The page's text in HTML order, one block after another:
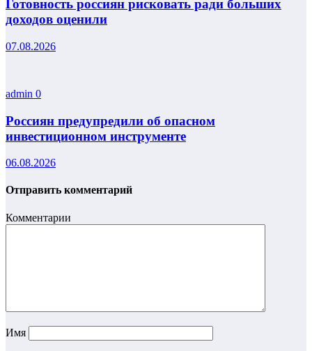
Готовность россиян рисковать ради больших
доходов оценили
07.08.2026
admin 0
Россиян предупредили об опасном
инвестиционном инструменте
06.08.2026
Отправить комментарий
Комментарии
Имя